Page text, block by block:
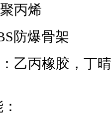
丙烯
防爆骨架
丙橡胶，丁